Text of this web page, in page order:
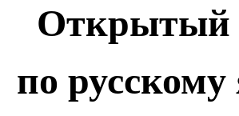
Открытый
по